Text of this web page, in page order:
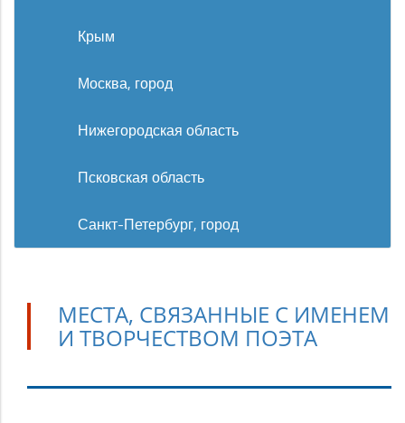
Крым
Москва, город
Нижегородская область
Псковская область
Санкт-Петербург, город
МЕСТА, СВЯЗАННЫЕ С ИМЕНЕМ
И ТВОРЧЕСТВОМ ПОЭТА